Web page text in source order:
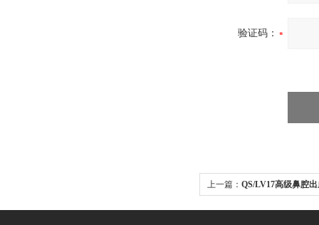
验证码：
上一篇： QS/LV17高级鼻腔